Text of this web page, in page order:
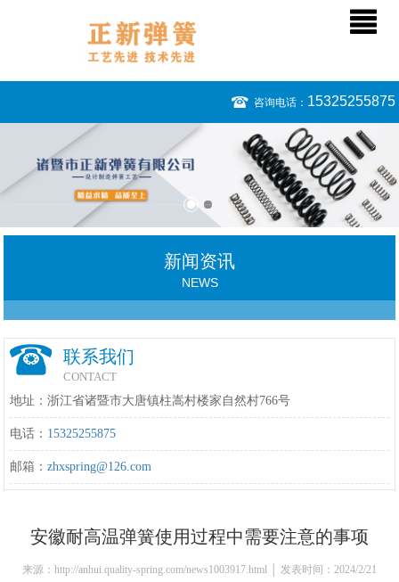
咨询电话： 15325255875
新闻资讯
NEWS
联系我们
CONTACT
地址：浙江省诸暨市大唐镇柱嵩村楼家自然村766号
电话： 15325255875
邮箱：zhxspring@126.com
安徽耐高温弹簧使用过程中需要注意的事项
来源：http://anhui.quality-spring.com/news1003917.html │ 发表时间：2024/2/21